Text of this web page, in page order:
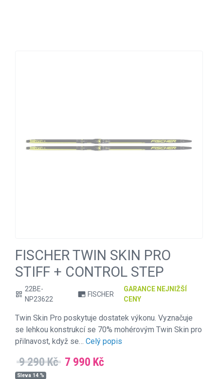
FISCHER TWIN SKIN PRO
STIFF + CONTROL STEP
qr_code
22BE-
NP23622
branding_watermark FISCHER
GARANCE NEJNIŽŠÍ
CENY
Twin Skin Pro poskytuje dostatek výkonu. Vyznačuje
se lehkou konstrukcí se 70% mohérovým Twin Skin pro
přilnavost, když se… Celý popis
9 290 Kč 7 990 Kč
Sleva 14 %